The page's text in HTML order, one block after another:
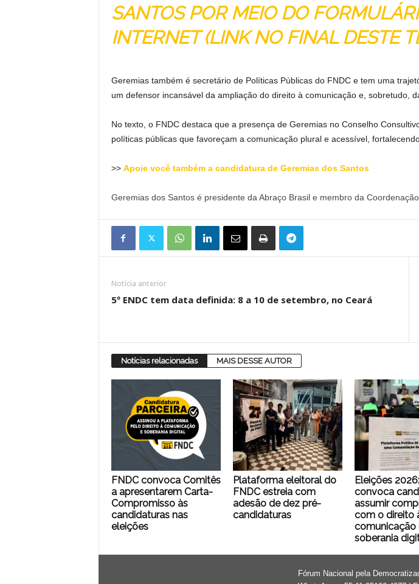
SANTOS POR MEIO DO
INTERNET (LINK NO FINAL DESTE
Geremias também é secretário de Políticas Públicas do FNDC e tem uma
um defensor incansável da ampliação do direito à comunicação e, sobretudo,
No texto, o FNDC destaca que a presença de Geremias no Conselho
políticas públicas que favoreçam a comunicação plural e acessível,
>> Apoie você também a candidatura de Geremias dos Santos
Geremias dos Santos é presidente da Abraço Brasil e membro da
Notícia anterior
5º ENDC tem data definida: 8 a 10 de setembro, no Ceará
Notícias relacionadas MAIS DESSE AUTOR
FNDC convoca Comitês
a apresentarem Carta-
Compromisso às
candidaturas nas
eleições
Plataforma eleitoral do
FNDC estreia com
adesão de dez pré-
candidaturas
Eleições
convoca
assumir
com o direito
comunicação
soberania
Fórum Nacional pela